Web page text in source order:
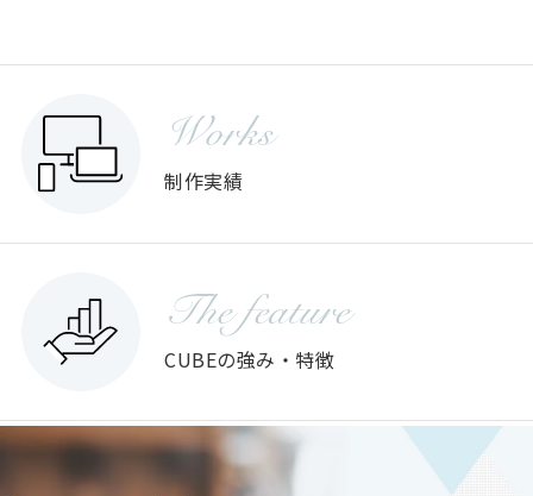
Works
制作実績
The feature
CUBEの強み・特徴